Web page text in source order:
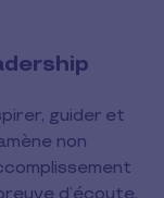
guider et
non